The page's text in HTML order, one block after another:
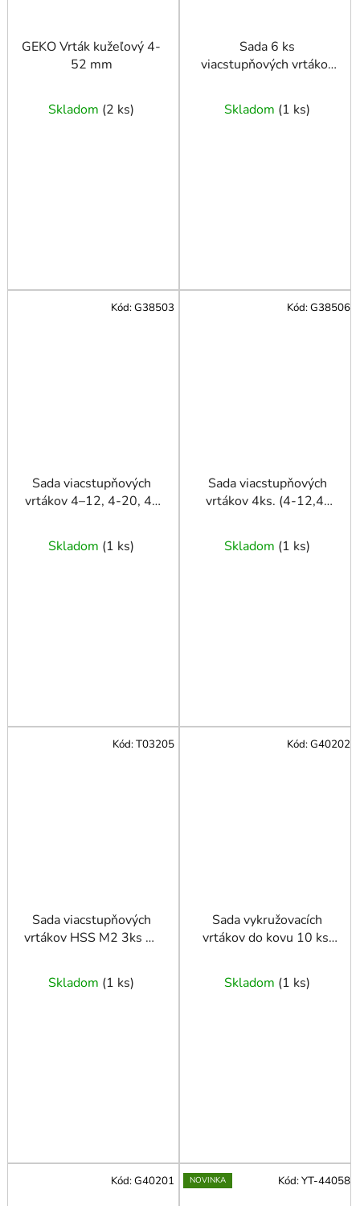
GEKO Vrták kužeľový 4-
52 mm
Skladom (2 ks)
Sada 6 ks
viacstupňových vrtákov
Skladom (1 ks)
Sada viacstupňových
vrtákov 4–12, 4-20, 4-
Skladom (1 ks)
Kód:G38503
Sada viacstupňových
vrtákov 4ks. (4-12,4-
Skladom (1 ks)
Kód:G38506
Sada viacstupňových
vrtákov HSS M2 3ks 4-
Skladom (1 ks)
Kód:T03205
Sada vykružovacích
vrtákov do kovu 10 ks.
Skladom (1 ks)
Kód:G40202
Kód:G40201 NOVINKA Kód:YT-44058